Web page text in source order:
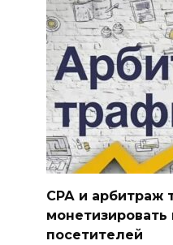
СРА и арбитраж
посетителей